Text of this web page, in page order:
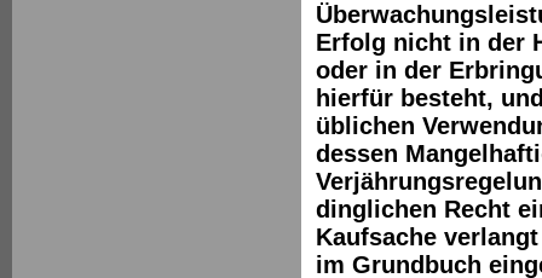
Erfolg nicht in der
oder in der
hierfür besteht,
üblichen
dessen
dinglichen Recht
Kaufsache
im Grundbuch